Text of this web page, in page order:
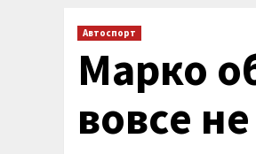
Автоспорт
Марко
вовсе